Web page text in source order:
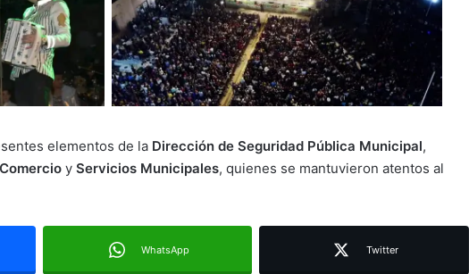
elementos de la Dirección de Seguridad Pública Municipal,
Comercio y Servicios Municipales, quienes se mantuvieron atentos al
WhatsApp Twitter
Cinco personas fallecen en choque
de la Capital